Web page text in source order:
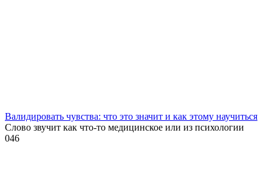
Валидировать чувства: что это значит и как этому научиться
Слово звучит как что-то медицинское или из психологии
046